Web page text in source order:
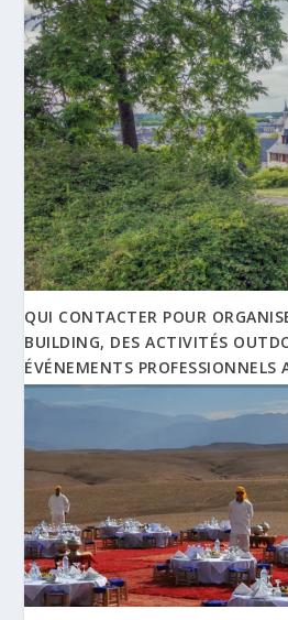
QUI CONTACTER POUR
BUILDING, DES ACTIVITÉS
ÉVÉNEMENTS PROFESSIONNELS